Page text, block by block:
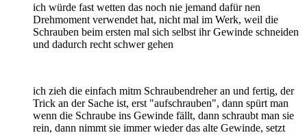
ich würde fast wetten das noch nie jemand dafür nen
Drehmoment verwendet hat, nicht mal im Werk, weil die
Schrauben beim ersten mal sich selbst ihr Gewinde schneiden
und dadurch recht schwer gehen
ich zieh die einfach mitm Schraubendreher an und fertig, der
Trick an der Sache ist, erst "aufschrauben", dann spürt man
wenn die Schraube ins Gewinde fällt, dann schraubt man sie
rein, dann nimmt sie immer wieder das alte Gewinde, setzt